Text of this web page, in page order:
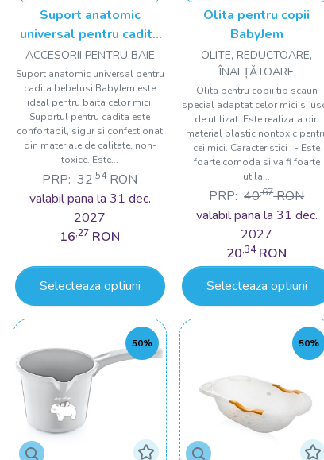
prosop umed, pentru a-l obișnui cu senzația apei.
Rămâneți mereu lângă bebeluș: Niciodată să nu
Păstrați mereu contact vizual și fizic cu micuțul.
Îmbrăcați-l imediat după baie: După baie,
și confortabil.
Creați un mediu relaxant: Puteți adăuga câteva
plăcută și relaxantă pentru bebeluș.
Fiecare bebeluș este unic: În cele din urmă,
baia în funcție de preferințele lui.
Baia bebelușului este o ocazie minunată de a întări
și în siguranță. Asigurați-vă că această experiență
bucure de baie în fiecare zi!
Suport anatomic
universal pentru cadita
bebelusi BabyJem
ACCESORII PENTRU BAIE
Suport anatomic universal pentru
cadita bebelusi BabyJem este
ideal pentru baita celor mici.
Suportul pentru cadita este
confortabil, sigur si confectionat
din materiale de calitate, non-
toxice. Este...
PRP: 32,54 RON
valabil pana la 31 dec.
2027
16,27 RON
Selecteaza optiuni
Olita pentru copii
BabyJem
OLITE, REDUCTOARE,
ÎNALȚǍTOARE
Olita pentru copii tip scaun
special adaptat celor mici si
de utilizat. Este realizata din
material plastic nontoxic
cei mici. Caracteristici : - Este
foarte comoda si va fi foarte
utila...
PRP: 40,67 RON
valabil pana la 31 dec.
2027
20,34 RON
Selecteaza optiuni
50% 50%